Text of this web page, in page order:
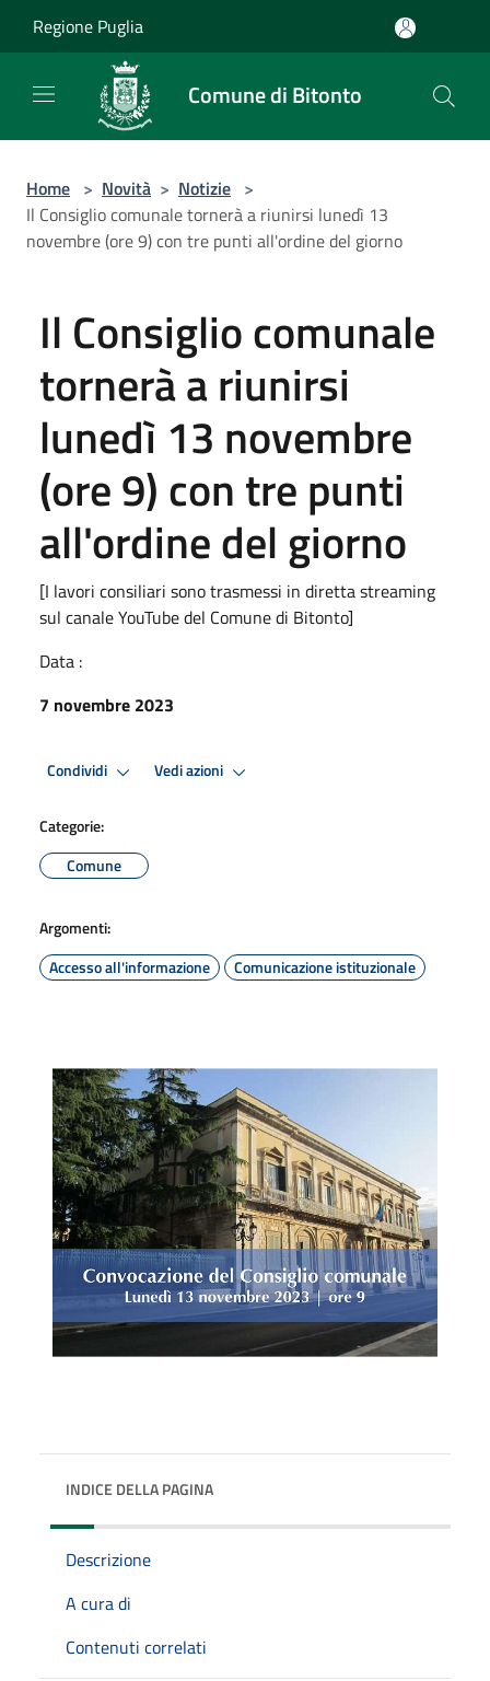
Regione Puglia
Comune di Bitonto
Home > Novità > Notizie >
Il Consiglio comunale tornerà a riunirsi lunedì 13
novembre (ore 9) con tre punti all'ordine del giorno
Il Consiglio comunale
tornerà a riunirsi
lunedì 13 novembre
(ore 9) con tre punti
all'ordine del giorno
[I lavori consiliari sono trasmessi in diretta streaming
sul canale YouTube del Comune di Bitonto]
Data :
7 novembre 2023
Condividi Vedi azioni
Categorie:
Comune
Argomenti:
Accesso all'informazione
Comunicazione istituzionale
INDICE DELLA PAGINA
Descrizione
A cura di
Contenuti correlati